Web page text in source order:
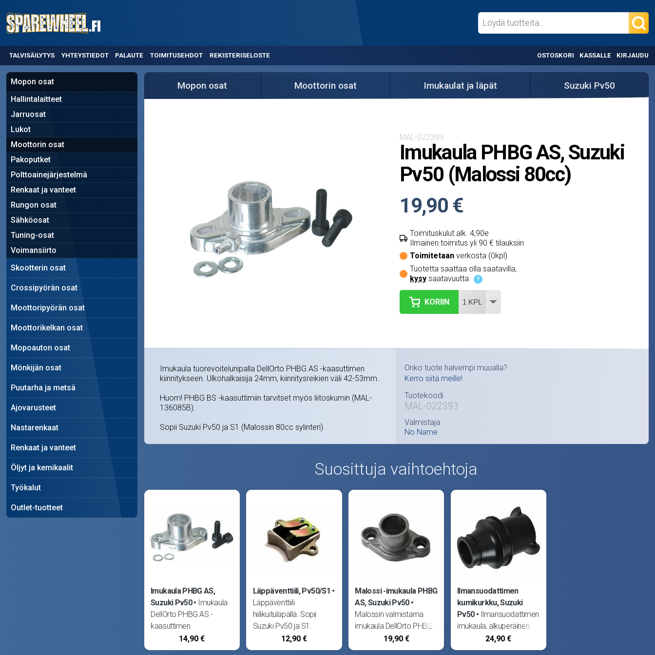
TALVISÄILYTYS YHTEYSTIEDOT PALAUTE TOIMITUSEHDOT REKISTERISELOSTE OSTOSKORI KASSALLE KIRJAUDU
Mopon osat
Hallintalaitteet
Jarruosat
Lukot
Moottorin osat
Pakoputket
Polttoainejärjestelmä
Renkaat ja vanteet
Rungon osat
Sähköosat
Tuning-osat
Voimansiirto
Skootterin osat
Crossipyörän osat
Moottoripyörän osat
Moottorikelkan osat
Mopoauton osat
Mönkijän osat
Puutarha ja metsä
Ajovarusteet
Nastarenkaat
Renkaat ja vanteet
Öljyt ja kemikaalit
Työkalut
Outlet-tuotteet
Mopon osat Moottorin osat Imukaulat ja läpät Suzuki Pv50
MAL-022393
Imukaula PHBG AS, Suzuki
Pv50 (Malossi 80cc)
19,90 €
Toimituskulut alk. 4,90e
Ilmainen toimitus yli 90 € tilauksiin
Toimitetaanverkosta (0kpl)
Tuotetta saattaa olla saatavilla,
kysysaatavuutta ?
KORIIN
Imukaula tuorevoitelunipalla DellOrto PHBG AS -kaasuttimen
kiinnitykseen. Ulkohalkaisija 24mm, kiinnitysreikien väli 42-53mm.
Huom! PHBG BS -kaasuttimiin tarvitset myös liitoskumin (MAL-
136085B).
Sopii Suzuki Pv50 ja S1 (Malossin 80cc sylinteri).
Onko tuote halvempi muualla?
Kerro siitä meille!
Tuotekoodi
MAL-022393
Valmistaja
No Name
Suosittuja vaihtoehtoja
Imukaula PHBG AS,
Suzuki Pv50
Imukaula
DellOrto PHBG AS -
kaasuttimen
kiinnitykseen.
Ulkohalkaisija 24mm,
14,90 €
Läppäventtiili, Pv50/S1
Läppäventtiili
hiilikuituläpällä. Sopii
Suzuki Pv50 ja S1.
12,90 €
Malossi -imukaula PHBG
AS, Suzuki Pv50
Malossin valmistama
imukaula DellOrto PHBG
AS -kaasuttimen
kiinnitykseen.
19,90 €
Ilmansuodattimen
kumikurkku, Suzuki
Pv50
Ilmansuodattimen
imukaula, alkuperäinen
varaosa. Sopii Suzuki
Pv50.
24,90 €